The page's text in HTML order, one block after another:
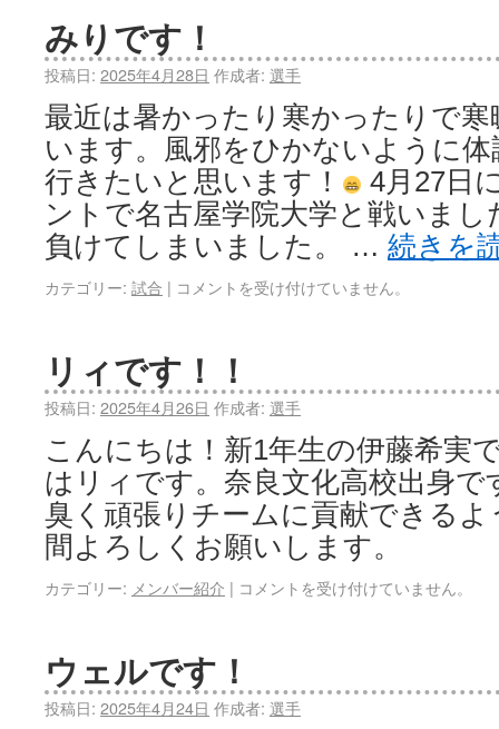
みりです！
投稿日: 2025年4月28日 作成者: 選手
最近は暑かったり寒かったりで
います。風邪をひかないように
行きたいと思います！
4月27日
ントで名古屋学院大学と戦いまし
負けてしまいました。 … 続きを
カテゴリー: 試合 | コメントを受け付けていません。
リィです！！
投稿日: 2025年4月26日 作成者: 選手
こんにちは！新1年生の伊藤希実
はリィです。奈良文化高校出身で
臭く頑張りチームに貢献できる
間よろしくお願いします。
カテゴリー: メンバー紹介 | コメントを受け付けていません。
ウェルです！
投稿日: 2025年4月24日 作成者: 選手